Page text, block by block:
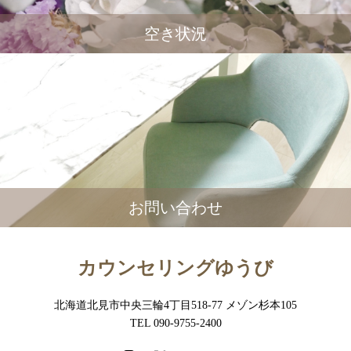
空き状況
お問い合わせ
カウンセリングゆうび
北海道北見市中央三輪4丁目518-77 メゾン杉本105
TEL 090-9755-2400